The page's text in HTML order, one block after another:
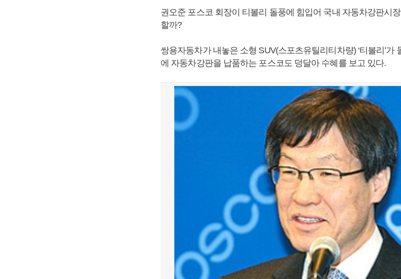
권오준 포스코 회장이 티볼리 돌풍에 힘입어 국내 자동차강판시
할까?
쌍용자동차가 내놓은 소형 SUV(스포츠유틸리티차량) ‘티볼리’가
에 자동차강판을 납품하는 포스코도 덩달아 수혜를 보고 있다.